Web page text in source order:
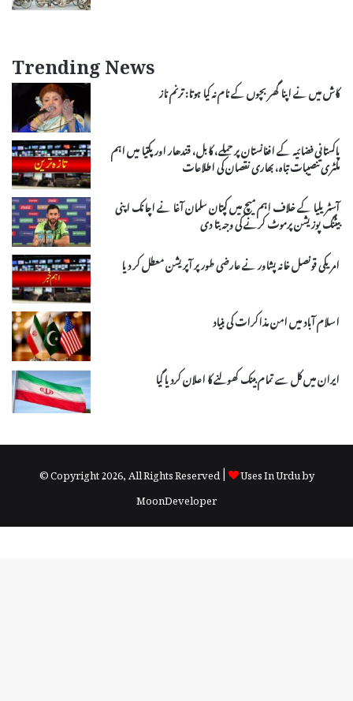
Trending News
کاش میں نے اپنا گھر بچوں کے نام نہ کیا ہوتا: ترنم ناز
پاکستانی فضائیہ کے افغانستان پر حملے، کابل، قندھار اور پکتیا میں اہم
ملٹری تنصیبات تباہ، بھاری نقصان کی اطلاعات
آسٹریلیا کے خلاف اہم میچ میں کپتان سلمان آغا نے اچانک اپنی
بیٹنگ پوزیشن پرموٹ کرنے کی وجہ بتا دی
امریکی قونصل خانہ پشاور نے عارضی طور پر آپریشن معطل کر دیا
اسلام آباد میں امن مذاکرات کی بنیاد
ایران میں کل سے تمام بینک کھولنے کا اعلان کردیا گیا
© Copyright 2026, All Rights Reserved |
Uses In Urdu by
MoonDeveloper